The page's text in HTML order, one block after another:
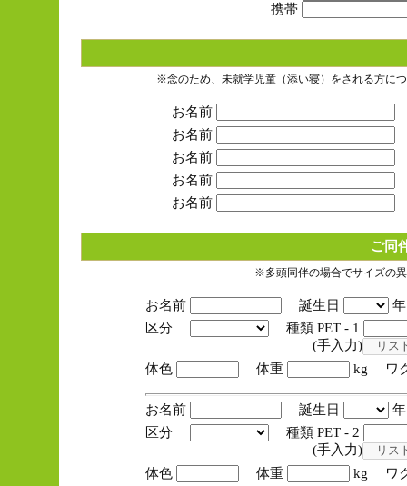
携帯
※念のため、未就学児童（添い寝）をされる方に
お名前
お名前
お名前
お名前
お名前
ご同
※多頭同伴の場合でサイズの
お名前 誕生日
区分
種類 PET - 1
(手入力)
体色
体重 kg ワ
お名前 誕生日
区分
種類 PET - 2
(手入力)
体色
体重 kg ワ